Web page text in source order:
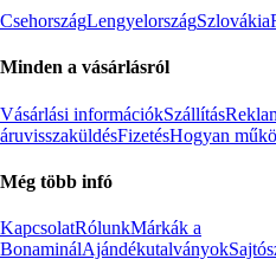
CsehországLengyelországSzlovákia
Minden a vásárlásról
Vásárlási információkSzállítás
áruvisszaküldésFizetésHogyan
Még több infó
KapcsolatRólunkMárkák a
BonaminálAjándékutalványok